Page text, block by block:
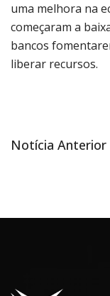
uma melhora na
começaram a
bancos
liberar recursos.
Post
Notícia
Notícia Anterior